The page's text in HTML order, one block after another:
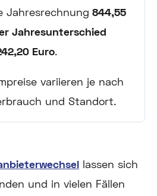
Jahresrechnung 844,55
Jahresunterschied
Euro.
variieren je nach
und Standort.
lassen sich
und in vielen Fällen